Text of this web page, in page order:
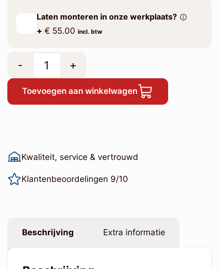
Laten monteren in onze werkplaats?
+ € 55.00 incl. btw
- +
Toevoegen aan winkelwagen
Kwaliteit, service & vertrouwd
Klantenbeoordelingen 9/10
Beschrijving Extra informatie